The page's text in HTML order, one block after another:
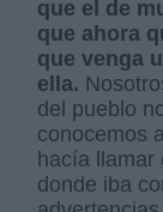
que el de
que ahora
que venga
ella.
del pueblo
conocemos
hacía llamar
donde iba